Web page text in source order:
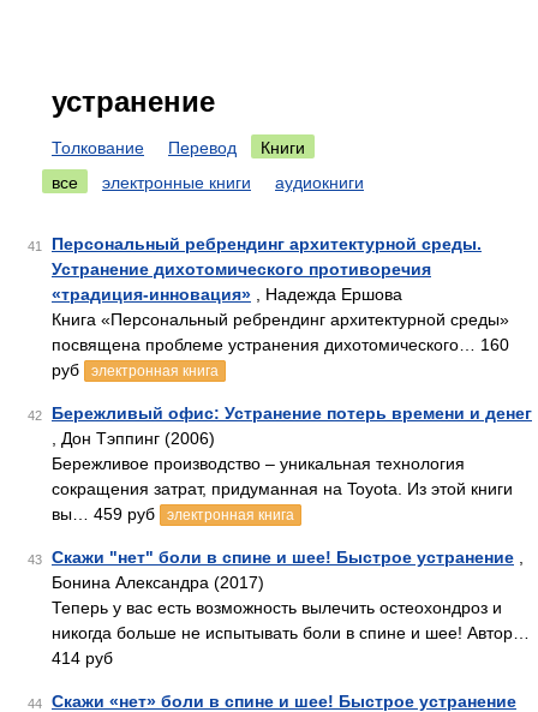
устранение
Толкование Перевод
Книги
все
электронные книги аудиокниги
41
Персональный ребрендинг архитектурной среды.
Устранение дихотомического противоречия
«традиция-инновация» , Надежда Ершова
Книга «Персональный ребрендинг архитектурной среды»
посвящена проблеме устранения дихотомического… 160
руб
электронная книга
42
Бережливый офис: Устранение потерь времени и денег
, Дон Тэппинг (2006)
Бережливое производство – уникальная технология
сокращения затрат, придуманная на Toyota. Из этой книги
вы… 459 руб
электронная книга
43 Скажи "нет" боли в спине и шее! Быстрое устранение
Бонина Александра (2017)
Теперь у вас есть возможность вылечить остеохондроз и
никогда больше не испытывать боли в спине и шее! Автор…
414 руб
44
Скажи «нет» боли в спине и шее! Быстрое устранение